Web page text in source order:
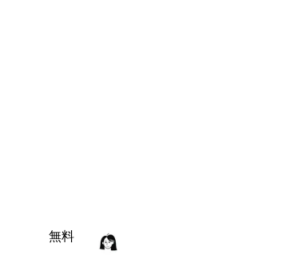
無料